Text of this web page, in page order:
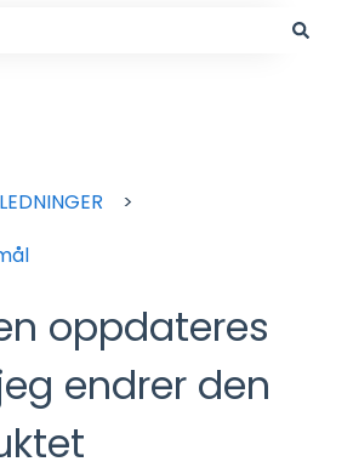
oppdateres
endrer den